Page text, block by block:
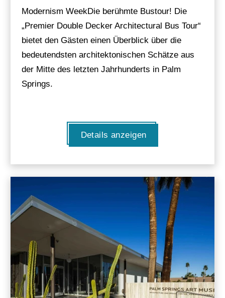
Modernism WeekDie berühmte Bustour! Die
„Premier Double Decker Architectural Bus Tour“
bietet den Gästen einen Überblick über die
bedeutendsten architektonischen Schätze aus
der Mitte des letzten Jahrhunderts in Palm
Springs.
Details anzeigen